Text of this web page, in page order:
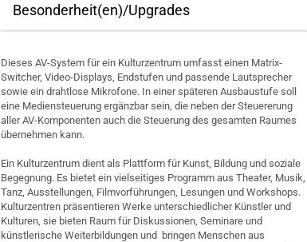
Besonderheit(en)/Upgrades
Dieses AV-System für ein Kulturzentrum umfasst einen Matrix-
Switcher, Video-Displays, Endstufen und passende Lautsprecher
sowie ein drahtlose Mikrofone. In einer späteren Ausbaustufe soll
eine Mediensteuerung ergänzbar sein, die neben der Steuererung
aller AV-Komponenten auch die Steuerung des gesamten Raumes
übernehmen kann.
Ein Kulturzentrum dient als Plattform für Kunst, Bildung und soziale
Begegnung. Es bietet ein vielseitiges Programm aus Theater, Musik,
Tanz, Ausstellungen, Filmvorführungen, Lesungen und Workshops.
Kulturzentren präsentieren Werke unterschiedlicher Künstler und
Kulturen, sie bieten Raum für Diskussionen, Seminare und
künstlerische Weiterbildungen und bringen Menschen aus